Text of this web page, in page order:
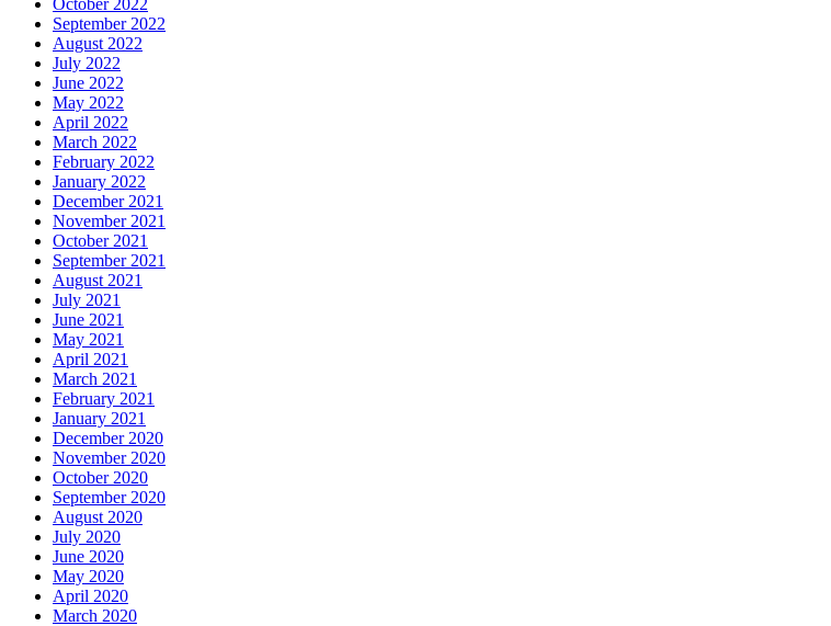
September 2022
August 2022
July 2022
June 2022
May 2022
April 2022
March 2022
February 2022
January 2022
December 2021
November 2021
October 2021
September 2021
August 2021
July 2021
June 2021
May 2021
April 2021
March 2021
February 2021
January 2021
December 2020
November 2020
October 2020
September 2020
August 2020
July 2020
June 2020
May 2020
April 2020
March 2020